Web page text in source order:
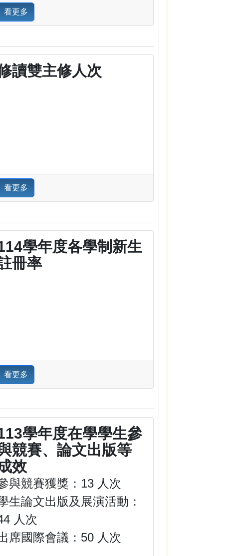
看更多
讀雙主修人次
看更多
學年度各學制新生
冊率
看更多
學年度在學學生參
競賽、論文出版等
效
與競賽獲獎：13 人次
生論文出版及展演活動：
人次
席國際會議：50 人次